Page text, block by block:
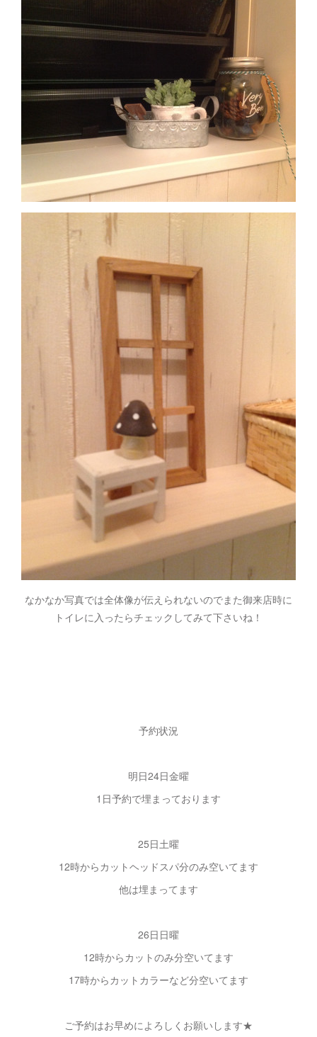
なかなか写真では全体像が伝えられないのでまた御来店時に
トイレに入ったらチェックしてみて下さいね！
予約状況
明日24日金曜
1日予約で埋まっております
25日土曜
12時からカットヘッドスパ分のみ空いてます
他は埋まってます
26日日曜
12時からカットのみ分空いてます
17時からカットカラーなど分空いてます
ご予約はお早めによろしくお願いします★